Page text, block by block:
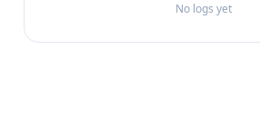
No logs yet